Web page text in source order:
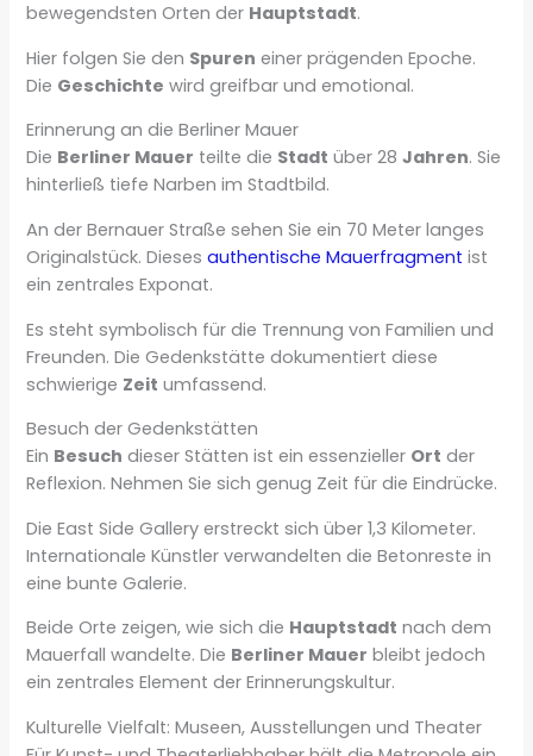
bewegendsten Orten der Hauptstadt.
Hier folgen Sie den Spuren einer prägenden Epoche.
Die Geschichte wird greifbar und emotional.
Erinnerung an die Berliner Mauer
Die Berliner Mauer teilte die Stadt über 28Jahren. Sie
hinterließ tiefe Narben im Stadtbild.
An der Bernauer Straße sehen Sie ein 70 Meter langes
Originalstück. Diesesauthentische Mauerfragment ist
ein zentrales Exponat.
Es steht symbolisch für die Trennung von Familien und
Freunden. Die Gedenkstätte dokumentiert diese
schwierige Zeit umfassend.
Besuch der Gedenkstätten
Ein Besuch dieser Stätten ist ein essenzieller Ort der
Reflexion. Nehmen Sie sich genug Zeit für die Eindrücke.
Die East Side Gallery erstreckt sich über 1,3 Kilometer.
Internationale Künstler verwandelten die Betonreste in
eine bunte Galerie.
Beide Orte zeigen, wie sich die Hauptstadt nach dem
Mauerfall wandelte. Die Berliner Mauer bleibt jedoch
ein zentrales Element der Erinnerungskultur.
Kulturelle Vielfalt: Museen, Ausstellungen und Theater